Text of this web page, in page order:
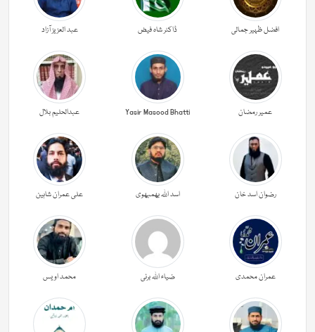
افضل ظہیر جمالی ڈاکٹر شاہ فیض عبد العزیز آزاد
عمیر رمضان Yasir Masood Bhatti عبدالحليم بلال
رضوان اسد خان اسد اللہ بھمبھوی علی عمران شاہین
عمران محمدی ضیاء اللہ برنی محمد اویس